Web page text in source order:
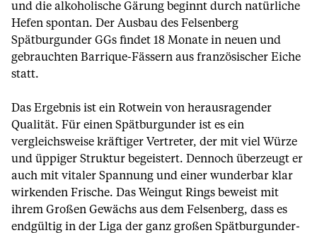
und die alkoholische Gärung beginnt durch natürliche
Hefen spontan. Der Ausbau des Felsenberg
Spätburgunder GGs findet 18 Monate in neuen und
gebrauchten Barrique-Fässern aus französischer Eiche
statt.
Das Ergebnis ist ein Rotwein von herausragender
Qualität. Für einen Spätburgunder ist es ein
vergleichsweise kräftiger Vertreter, der mit viel Würze
und üppiger Struktur begeistert. Dennoch überzeugt er
auch mit vitaler Spannung und einer wunderbar klar
wirkenden Frische. Das Weingut Rings beweist mit
ihrem Großen Gewächs aus dem Felsenberg, dass es
endgültig in der Liga der ganz großen Spätburgunder-